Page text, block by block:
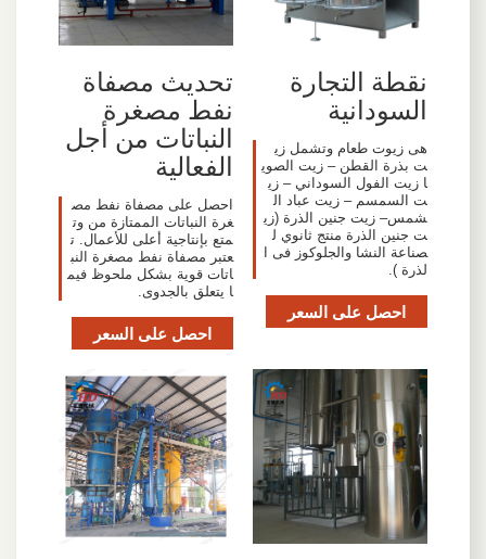
نقطة التجارة
السودانية
هى زيوت طعام وتشمل زي
ت بذرة القطن – زيت الصوي
ا زيت الفول السوداني – زي
ت السمسم – زيت عباد ال
شمس– زيت جنين الذرة (زي
ت جنين الذرة منتج ثانوي ل
صناعة النشا والجلوكوز فى ا
لذرة ).
احصل على السعر
تحديث مصفاة
نفط مصغرة
النباتات من أجل
الفعالية
احصل على مصفاة نفط مص
غرة النباتات الممتازة من وت
متع بإنتاجية أعلى للأعمال. ت
عتبر مصفاة نفط مصغرة النب
اتات قوية بشكل ملحوظ فيم
ا يتعلق بالجدوى.
احصل على السعر